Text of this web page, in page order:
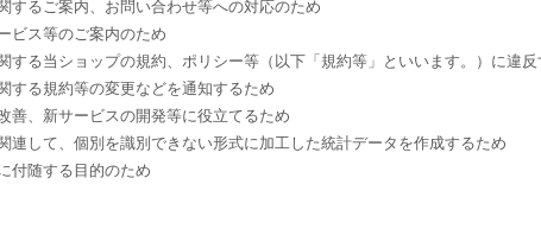
するご案内、お問い合わせ等への対応のため
ビス等のご案内のため
する当ショップの規約、ポリシー等（以下「規約等」といいます。）に違
する規約等の変更などを通知するため
善、新サービスの開発等に役立てるため
連して、個別を識別できない形式に加工した統計データを作成するため
付随する目的のため